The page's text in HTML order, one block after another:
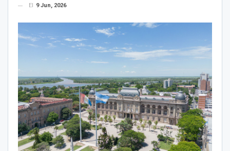
El
9 Jun, 2026